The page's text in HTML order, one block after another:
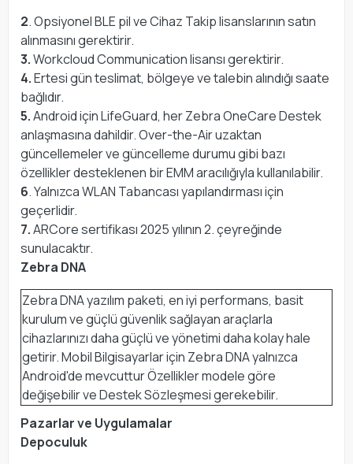
2. Opsiyonel BLE pil ve Cihaz Takip lisanslarının satın
alınmasını gerektirir.
3.Workcloud Communication lisansı gerektirir.
4.Ertesi gün teslimat, bölgeye ve talebin alındığı saate
bağlıdır.
5.Android için LifeGuard, her Zebra OneCare Destek
anlaşmasına dahildir. Over-the-Air uzaktan
güncellemeler ve güncelleme durumu gibi bazı
özellikler desteklenen bir EMM aracılığıyla kullanılabilir.
6. Yalnızca WLAN Tabancası yapılandırması için
geçerlidir.
7.ARCore sertifikası 2025 yılının 2. çeyreğinde
sunulacaktır.
Zebra DNA
Zebra DNA yazılım paketi, en iyi performans, basit
kurulum ve güçlü güvenlik sağlayan araçlarla
cihazlarınızı daha güçlü ve yönetimi daha kolay hale
getirir. Mobil Bilgisayarlar için Zebra DNA yalnızca
Android'de mevcuttur Özellikler modele göre
değişebilir ve Destek Sözleşmesi gerekebilir.
Pazarlar ve Uygulamalar
Depoculuk